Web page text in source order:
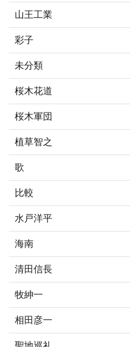
山王工業
彩子
未分類
桜木花道
桜木軍団
植草智之
歌
比較
水戸洋平
海南
清田信長
牧紳一
相田彦一